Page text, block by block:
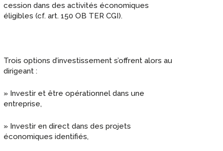
cession dans des activités économiques
éligibles (cf. art. 150 OB TER CGI).
Trois options d’investissement s’offrent alors au
dirigeant :
» Investir et être opérationnel dans une
entreprise,
» Investir en direct dans des projets
économiques identifiés,